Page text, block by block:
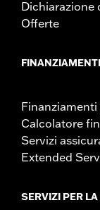
Dichiarazione
Offerte
FINANZIAMENTI
Calcolatore
Servizi
Extended
SERVIZI PER